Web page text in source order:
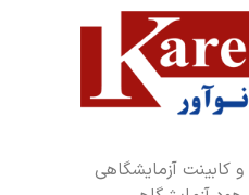
کابینت آزمایشگاهی